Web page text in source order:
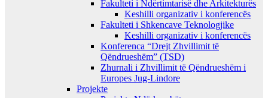
Fakulteti i Ndërtimtarisë dhe Arkitekturës
Keshilli organizativ i konferencës
Fakulteti i Shkencave Teknologjike
Keshilli organizativ i konferencës
Konferenca “Drejt Zhvillimit të
Qëndrueshëm” (TSD)
Zhurnali i Zhvillimit të Qëndrueshëm i
Europes Jug-Lindore
Projekte